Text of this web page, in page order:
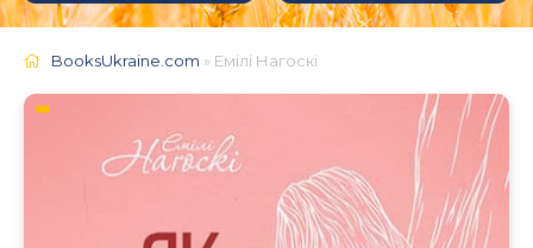
BooksUkraine.com » Емілі Нагоскі